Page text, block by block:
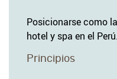
Posicionarse como
hotel y spa en el Perú.
Principios